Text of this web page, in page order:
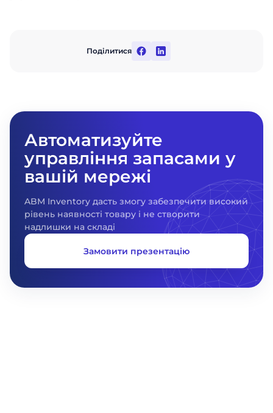
Поділитися
Автоматизуйте
управління запасами у
вашій мережі
ABM Inventory дасть змогу забезпечити високий
рівень наявності товару і не створити
надлишки на складі
Замовити презентацію